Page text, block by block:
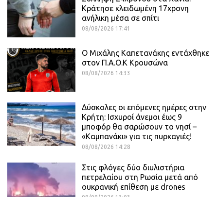
Κράτησε κλειδωμένη 17χρονη
ανήλικη μέσα σε σπίτι
08/08/2026 17:41
O Mιχάλης Καπετανάκης εντάχθηκε
στον Π.Α.Ο.Κ Κρουσώνα
08/08/2026 14:33
Δύσκολες οι επόμενες ημέρες στην
Κρήτη: Ισχυροί άνεμοι έως 9
μποφόρ θα σαρώσουν το νησί –
«Καμπανάκι» για τις πυρκαγιές!
08/08/2026 14:28
Στις φλόγες δύο διυλιστήρια
πετρελαίου στη Ρωσία μετά από
ουκρανική επίθεση με drones